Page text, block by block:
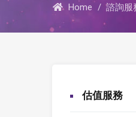
Home /諮詢服
估值服務